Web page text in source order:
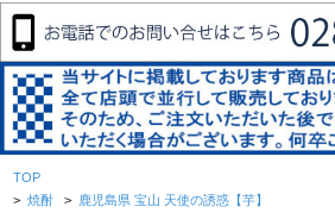
TOP
> 焼酎 > 鹿児島県 宝山 天使の誘惑【芋】